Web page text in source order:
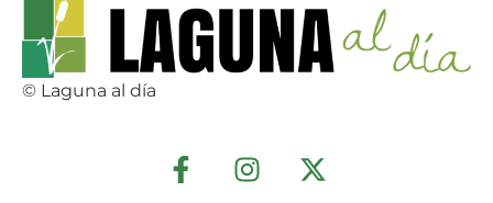
© Laguna al día